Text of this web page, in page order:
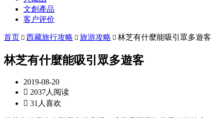
文創產品
客户评价
首页  西藏旅行攻略  旅游攻略  林芝有什麼能吸引眾多遊客
林芝有什麼能吸引眾多遊客
2019-08-20
 2037人阅读
 31人喜欢